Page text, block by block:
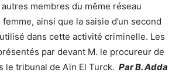
membres du même réseau
ainsi que la saisie d’un second
dans cette activité criminelle. Les
par devant M. le procureur de
le tribunal de Aïn El Turck. Par B. Adda